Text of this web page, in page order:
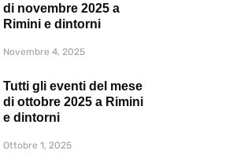
di novembre 2025 a
Rimini e dintorni
Novembre 4, 2025
Tutti gli eventi del mese
di ottobre 2025 a Rimini
e dintorni
Ottobre 1, 2025